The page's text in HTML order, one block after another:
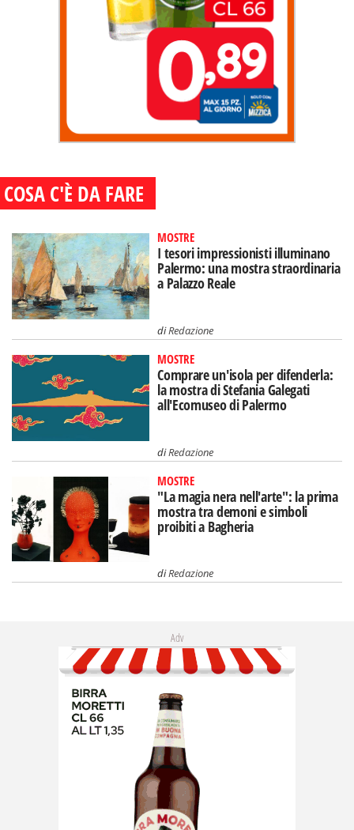
COSA C'È DA FARE
MOSTRE
I tesori impressionisti illuminano
Palermo: una mostra straordinaria
a Palazzo Reale
diRedazione
MOSTRE
Comprare un'isola per difenderla:
la mostra di Stefania Galegati
all'Ecomuseo di Palermo
diRedazione
MOSTRE
"La magia nera nell'arte": la prima
mostra tra demoni e simboli
proibiti a Bagheria
diRedazione
Adv